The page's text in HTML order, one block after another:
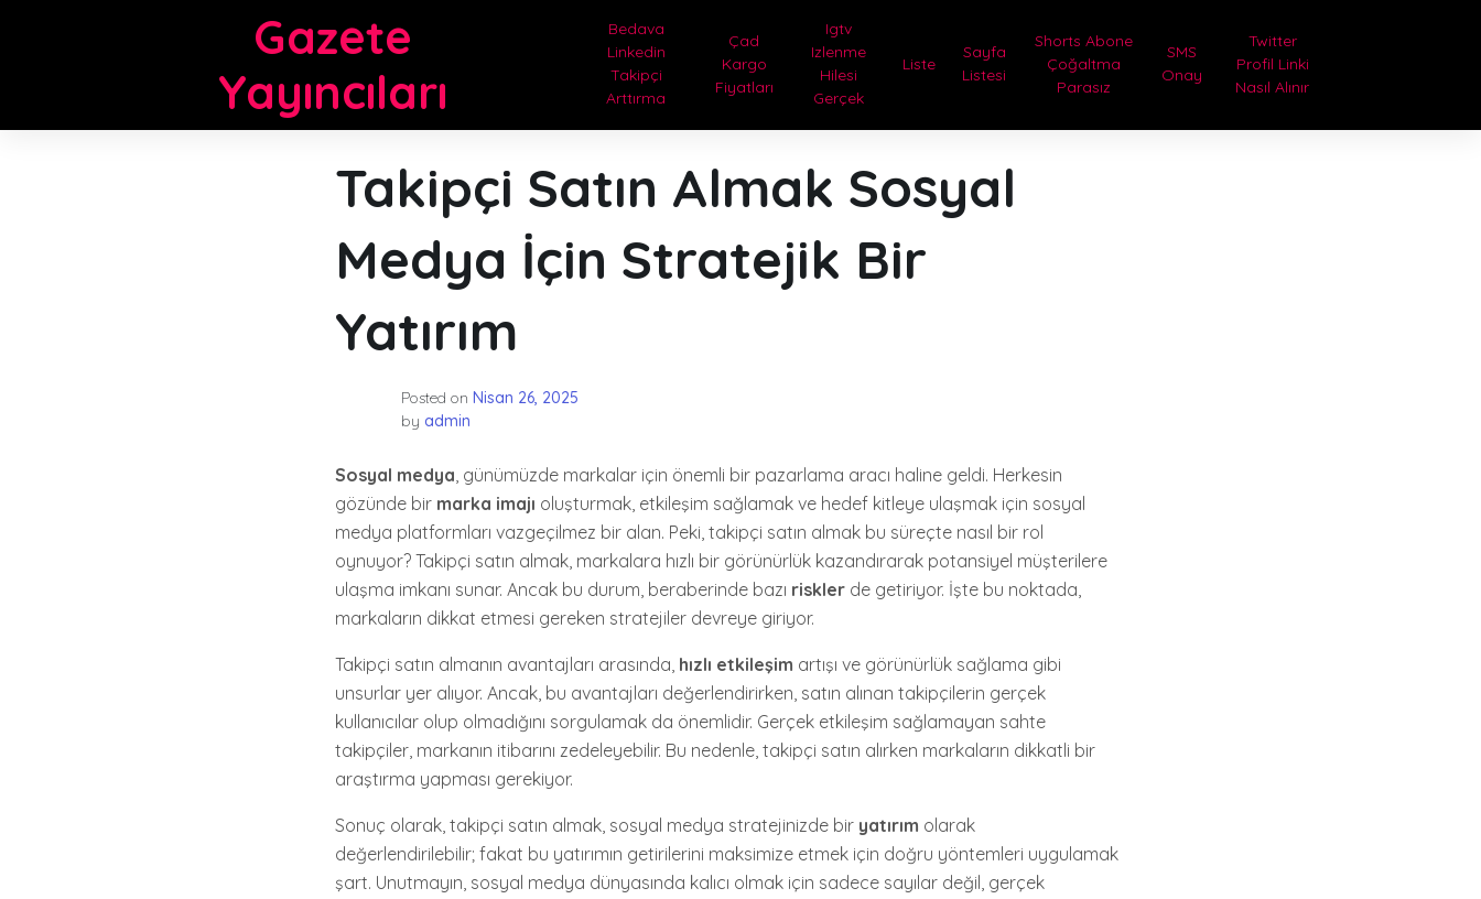
Gazete
Yayıncıları
Bedava
Linkedin
Takipçi
Arttırma
Çad
Kargo
Fiyatları
Igtv
Izlenme
Hilesi
Gerçek
Liste
Sayfa
Listesi
Shorts Abone
Çoğaltma
Parasız
SMS
Onay
Twitter
Profil Linki
Nasıl Alınır
Takipçi Satın Almak Sosyal
Medya İçin Stratejik Bir
Yatırım
Posted on Nisan 26, 2025
by admin
Sosyal medya, günümüzde markalar için önemli bir pazarlama aracı haline geldi. Herkesin
gözünde bir marka imajı oluşturmak, etkileşim sağlamak ve hedef kitleye ulaşmak için sosyal
medya platformları vazgeçilmez bir alan. Peki, takipçi satın almak bu süreçte nasıl bir rol
oynuyor? Takipçi satın almak, markalara hızlı bir görünürlük kazandırarak potansiyel müşterilere
ulaşma imkanı sunar. Ancak bu durum, beraberinde bazı riskler de getiriyor. İşte bu noktada,
markaların dikkat etmesi gereken stratejiler devreye giriyor.
Takipçi satın almanın avantajları arasında, hızlı etkileşim artışı ve görünürlük sağlama gibi
unsurlar yer alıyor. Ancak, bu avantajları değerlendirirken, satın alınan takipçilerin gerçek
kullanıcılar olup olmadığını sorgulamak da önemlidir. Gerçek etkileşim sağlamayan sahte
takipçiler, markanın itibarını zedeleyebilir. Bu nedenle, takipçi satın alırken markaların dikkatli bir
araştırma yapması gerekiyor.
Sonuç olarak, takipçi satın almak, sosyal medya stratejinizde bir yatırım olarak
değerlendirilebilir; fakat bu yatırımın getirilerini maksimize etmek için doğru yöntemleri uygulamak
şart. Unutmayın, sosyal medya dünyasında kalıcı olmak için sadece sayılar değil, gerçek